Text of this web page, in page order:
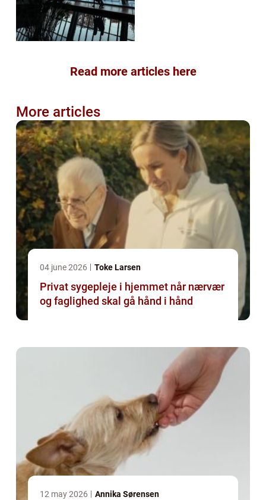
Read more articles here
More articles
04 june 2026 Toke Larsen
Privat sygepleje i hjemmet når nærvær
og faglighed skal gå hånd i hånd
12 may 2026 Annika Sørensen